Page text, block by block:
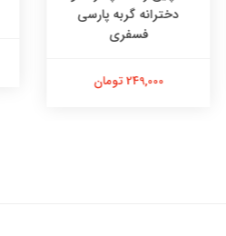
دخترانه گربه پارسی
فسفری
249,000 تومان